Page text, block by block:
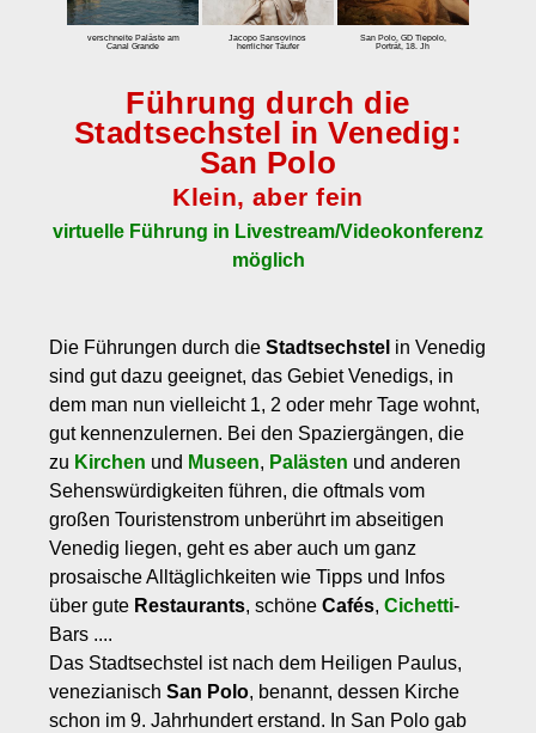
zum Einbuchen
Eintrittspreis Venedig und Eintrittspreise für Museen
Kontakt
verschneite Paläste am
Canal Grande
Jacopo Sansovinos
herrlicher Täufer
San Polo, GD Tiepolo,
Porträt, 18. Jh
Führung durch die
Stadtsechstel in Venedig:
San Polo
Klein, aber fein
virtuelle Führung in Livestream/Videokonferenz
möglich
Die Führungen durch die Stadtsechstel in Venedig
sind gut dazu geeignet, das Gebiet Venedigs, in
dem man nun vielleicht 1, 2 oder mehr Tage wohnt,
gut kennenzulernen. Bei den Spaziergängen, die
zu Kirchen und Museen, Palästen und anderen
Sehenswürdigkeiten führen, die oftmals vom
großen Touristenstrom unberührt im abseitigen
Venedig liegen, geht es aber auch um ganz
prosaische Alltäglichkeiten wie Tipps und Infos
über gute Restaurants, schöne Cafés, Cichetti-
Bars ....
Das Stadtsechstel ist nach dem Heiligen Paulus,
venezianisch San Polo, benannt, dessen Kirche
schon im 9. Jahrhundert erstand. In San Polo gab